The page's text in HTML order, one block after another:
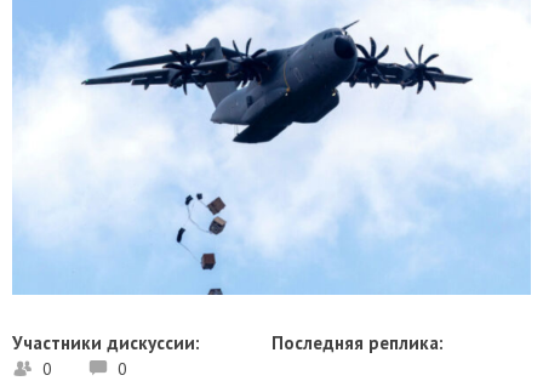
Участники дискуссии:
0 0
Последняя реплика: